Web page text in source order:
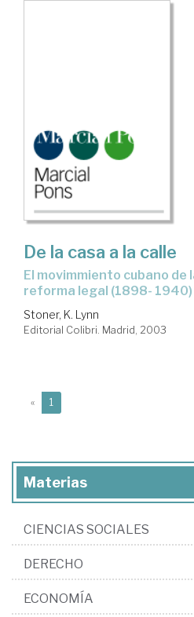
De la casa a la calle
el movimmiento cubano de la mujer en favor de la
reforma legal (1898- 1940)
Stoner, K. Lynn
Editorial Colibri. Madrid, 2003
« 1
Materias
CIENCIAS SOCIALES
DERECHO
ECONOMÍA